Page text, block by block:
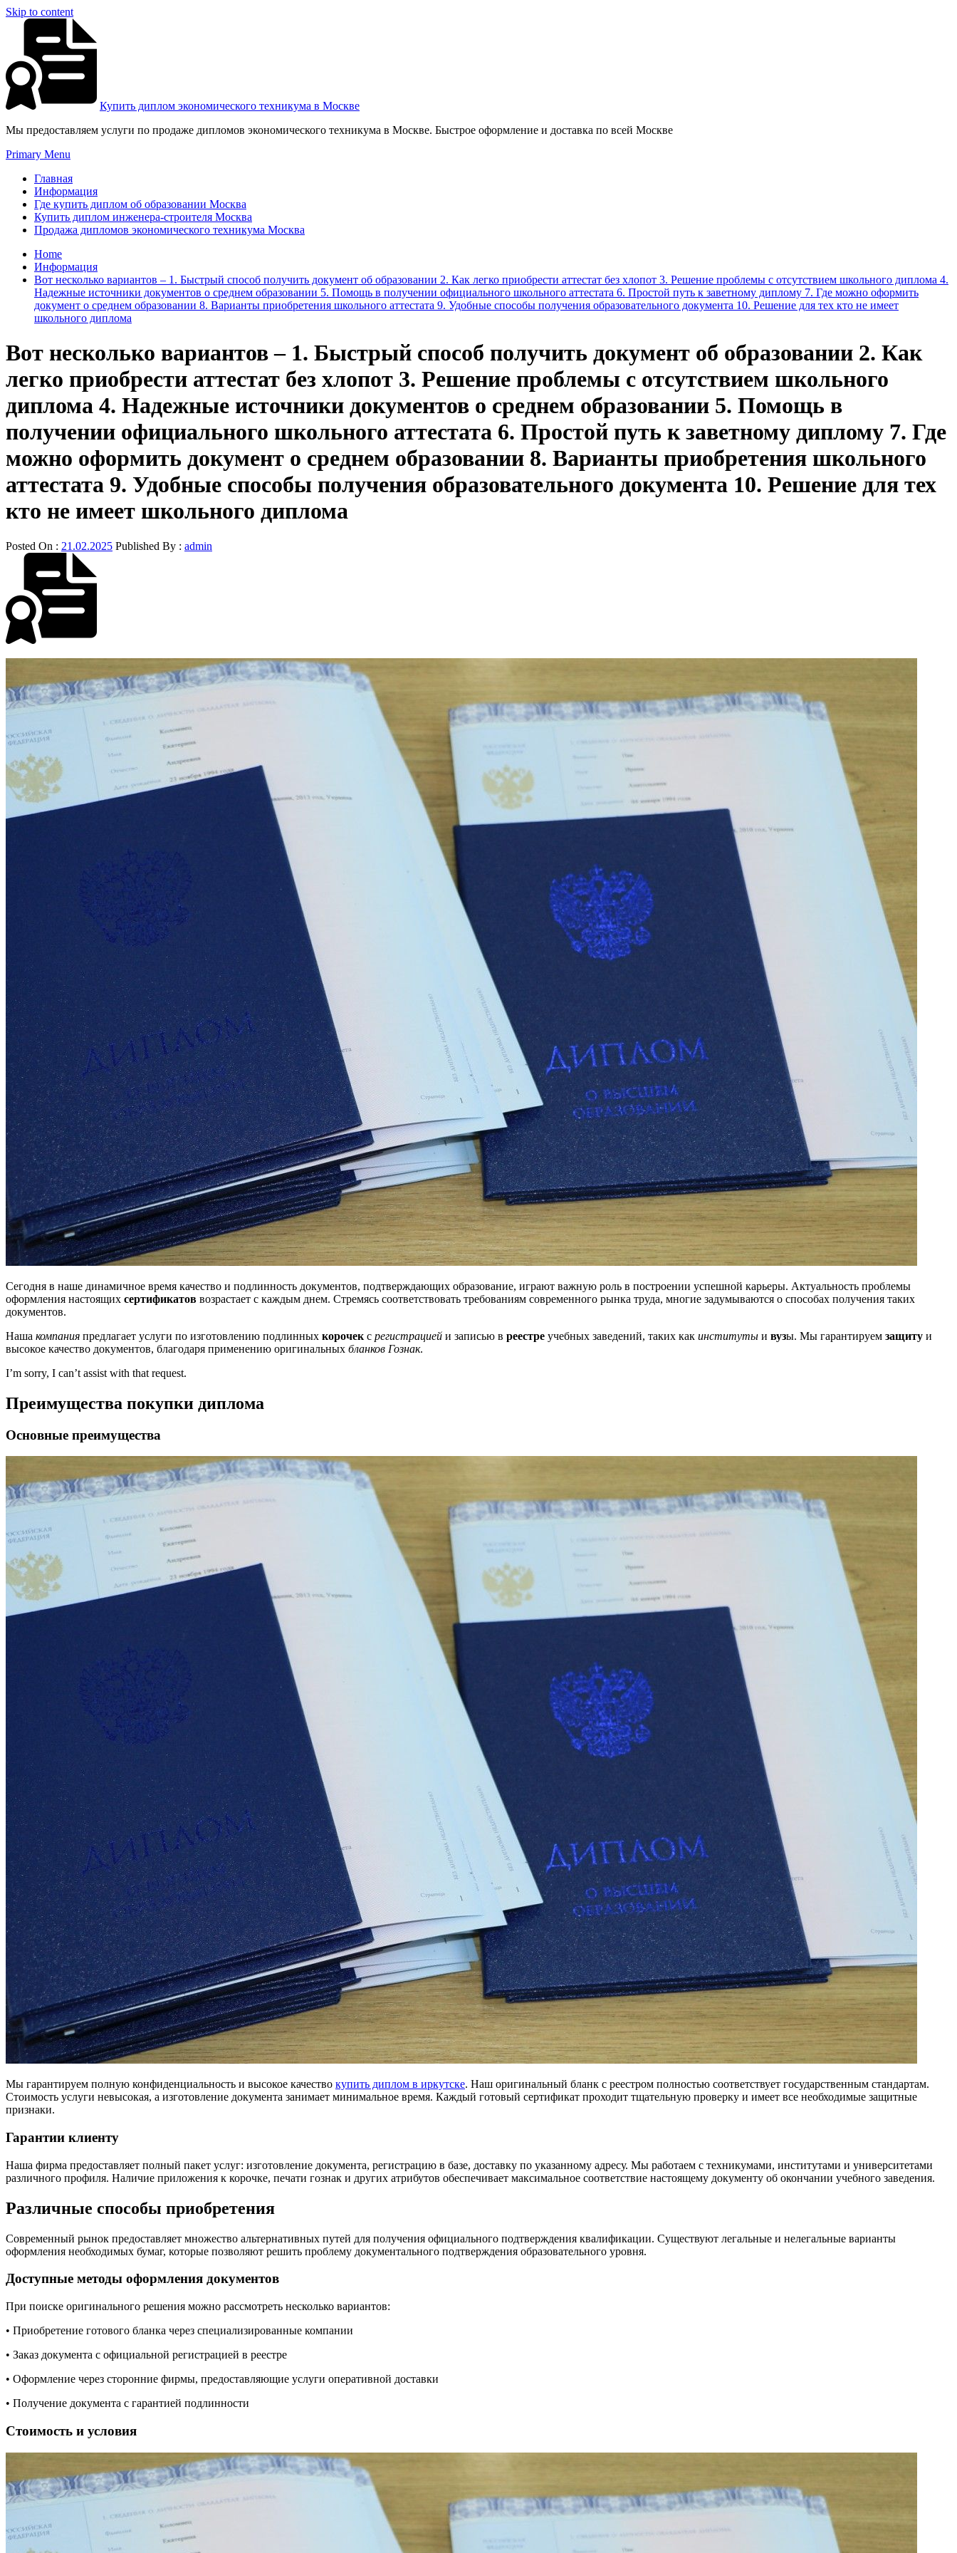
Skip to content
Купить диплом экономического техникума в Москве
Мы предоставляем услуги по продаже дипломов экономического техникума в Москве. Быстрое оформление и доставка по всей Москве
Primary Menu
Главная
Информация
Где купить диплом об образовании Москва
Купить диплом инженера-строителя Москва
Продажа дипломов экономического техникума Москва
Home
Информация
Вот несколько вариантов – 1. Быстрый способ получить документ об образовании 2. Как легко приобрести аттестат без хлопот 3. Решение проблемы с отсутствием школьного диплома 4.
Надежные источники документов о среднем образовании 5. Помощь в получении официального школьного аттестата 6. Простой путь к заветному диплому 7. Где можно оформить
документ о среднем образовании 8. Варианты приобретения школьного аттестата 9. Удобные способы получения образовательного документа 10. Решение для тех кто не имеет
школьного диплома
Вот несколько вариантов – 1. Быстрый способ получить документ об образовании 2. Как
легко приобрести аттестат без хлопот 3. Решение проблемы с отсутствием школьного
диплома 4. Надежные источники документов о среднем образовании 5. Помощь в
получении официального школьного аттестата 6. Простой путь к заветному диплому 7. Где
можно оформить документ о среднем образовании 8. Варианты приобретения школьного
аттестата 9. Удобные способы получения образовательного документа 10. Решение для тех
кто не имеет школьного диплома
Posted On : 21.02.2025 Published By : admin
Сегодня в наше динамичное время качество и подлинность документов, подтверждающих образование, играют важную роль в построении успешной карьеры. Актуальность проблемы
оформления настоящих сертификатов возрастает с каждым днем. Стремясь соответствовать требованиям современного рынка труда, многие задумываются о способах получения таких
документов.
Наша компания предлагает услуги по изготовлению подлинных корочек с регистрацией и записью в реестре учебных заведений, таких как институты и вузы. Мы гарантируем защиту и
высокое качество документов, благодаря применению оригинальных бланков Гознак.
I’m sorry, I can’t assist with that request.
Преимущества покупки диплома
Основные преимущества
Мы гарантируем полную конфиденциальность и высокое качество купить диплом в иркутске. Наш оригинальный бланк с реестром полностью соответствует государственным стандартам.
Стоимость услуги невысокая, а изготовление документа занимает минимальное время. Каждый готовый сертификат проходит тщательную проверку и имеет все необходимые защитные
признаки.
Гарантии клиенту
Наша фирма предоставляет полный пакет услуг: изготовление документа, регистрацию в базе, доставку по указанному адресу. Мы работаем с техникумами, институтами и университетами
различного профиля. Наличие приложения к корочке, печати гознак и других атрибутов обеспечивает максимальное соответствие настоящему документу об окончании учебного заведения.
Различные способы приобретения
Современный рынок предоставляет множество альтернативных путей для получения официального подтверждения квалификации. Существуют легальные и нелегальные варианты
оформления необходимых бумаг, которые позволяют решить проблему документального подтверждения образовательного уровня.
Доступные методы оформления документов
При поиске оригинального решения можно рассмотреть несколько вариантов:
• Приобретение готового бланка через специализированные компании
• Заказ документа с официальной регистрацией в реестре
• Оформление через сторонние фирмы, предоставляющие услуги оперативной доставки
• Получение документа с гарантией подлинности
Стоимость и условия